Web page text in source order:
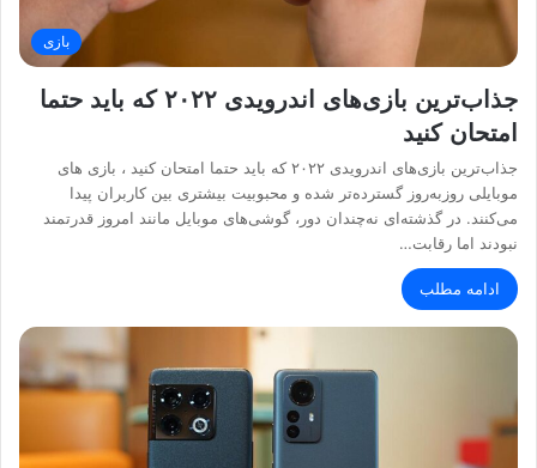
بازی
جذاب‌ترین بازی‌های اندرویدی ۲۰۲۲ که باید حتما
امتحان کنید
جذاب‌ترین بازی‌های اندرویدی ۲۰۲۲ که باید حتما امتحان کنید ، بازی های
موبایلی روزبه‌روز گسترده‌تر شده و محبوبیت بیشتری بین کاربران پیدا
می‌کنند. در گذشته‌ای نه‌چندان دور، گوشی‌های موبایل مانند امروز قدرتمند
نبودند اما رقابت…
ادامه مطلب